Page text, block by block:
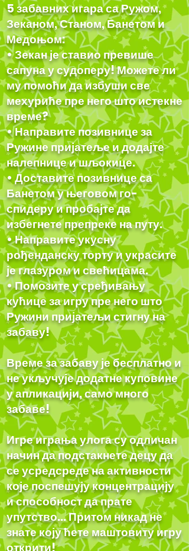
5 забавних игара са Ружом,
Зеканом, Станом, Банетом и
Медоњом:
• Зекан је ставио превише
сапуна у судоперу! Можете ли
му помоћи да избуши све
мехуриће пре него што истекне
време?
• Направите позивнице за
Ружине пријатеље и додајте
налепнице и шљокице.
• Доставите позивнице са
Банетом у његовом го-
спидеру и пробајте да
избегнете препреке на путу.
• Направите укусну
рођенданску торту и украсите
је глазуром и свећицама.
• Помозите у сређивању
кућице за игру пре него што
Ружини пријатељи стигну на
забаву!
Време за забаву је бесплатно и
не укључује додатне куповине
у апликацији, само много
забаве!
Игре играња улога су одличан
начин да подстакнете децу да
се усредсреде на активности
које поспешују концентрацију
и способност да прате
упутство... Притом никад не
знате коју ћете маштовиту игру
открити!